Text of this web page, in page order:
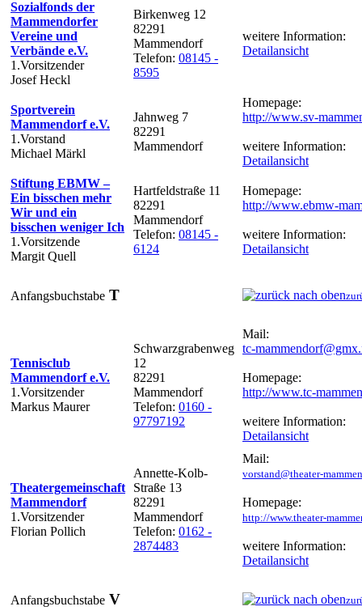
Sozialfonds der
Mammendorfer
Vereine und
Verbände e.V.
1.Vorsitzender
Josef Heckl
Birkenweg 12
82291
Mammendorf
Telefon: 08145 -
8595
weitere Information:
Detailansicht
Sportverein
Mammendorf e.V.
1.Vorstand
Michael Märkl
Jahnweg 7
82291
Mammendorf
Homepage:
http://www.sv-
weitere Information:
Detailansicht
Stiftung EBMW –
Ein bisschen mehr
Wir und ein
bisschen weniger Ich
1.Vorsitzende
Margit Quell
Hartfeldstraße 11
82291
Mammendorf
Telefon: 08145 -
6124
Homepage:
http://www.ebmw-
weitere Information:
Detailansicht
Anfangsbuchstabe T
Tennisclub
Mammendorf e.V.
1.Vorsitzender
Markus Maurer
Schwarzgrabenweg
12
82291
Mammendorf
Telefon: 0160 -
97797192
Mail:
tc-
Homepage:
http://www.tc-
weitere Information:
Detailansicht
Theatergemeinschaft
Mammendorf
1.Vorsitzender
Florian Pollich
Annette-Kolb-
Straße 13
82291
Mammendorf
Telefon: 0162 -
2874483
Mail:
vorstand@theater-
Homepage:
http://www.theater-
weitere Information:
Detailansicht
Anfangsbuchstabe V